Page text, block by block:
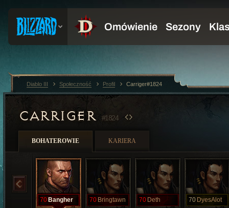
CARRIGER#1824
BOHATEROWIE KARIERA
70 Bangher 70 Bringtawn 70 Deth 70 DyesAlot
Diablo III Społeczność Profil Carriger#1824